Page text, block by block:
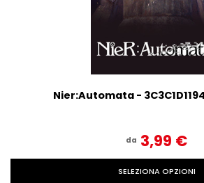
Nier:Automata -
da 3,99‎ ‎€
SELEZIONA OPZIONI